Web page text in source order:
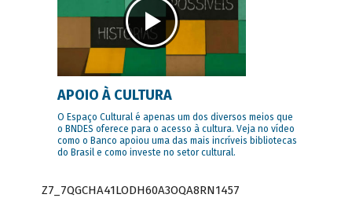
APOIO À CULTURA
O Espaço Cultural é apenas um dos diversos meios que
o BNDES oferece para o acesso à cultura. Veja no vídeo
como o Banco apoiou uma das mais incríveis bibliotecas
do Brasil e como investe no setor cultural.
Z7_7QGCHA41LODH60A3OQA8RN1457